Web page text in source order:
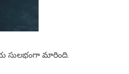
సులభంగా మారింది.